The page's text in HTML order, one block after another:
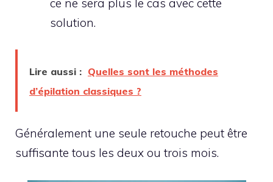
ce ne sera plus le cas avec cette
solution.
Lire aussi : Quelles sont les méthodes
d’épilation classiques ?
Généralement une seule retouche peut être
suffisante tous les deux ou trois mois.